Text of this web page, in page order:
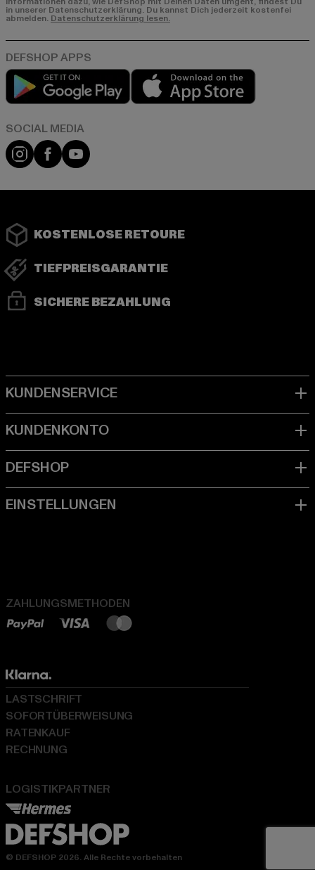
in unserer Datenschutzerklärung. Du kannst Dich jederzeit kostenfei
abmelden. Datenschutzerklärung lesen.
Play market
Instagram
FacebookYouTube
KOSTENLOSE RETOURE
TIEFPREISGARANTIE
SICHERE BEZAHLUNG
ZAHLUNGSMETHODEN
LOGISTIKPARTNER
LASTSCHRIFT
SOFORTÜBERWEISUNG
RATENKAUF
RECHNUNG
© DEFSHOP 2026. Alle Rechte vorbehalten